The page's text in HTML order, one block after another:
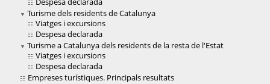
Turisme dels residents de Catalunya
Viatges i excursions
Despesa declarada
Turisme a Catalunya dels residents de la resta de l'Estat
Viatges i excursions
Despesa declarada
Empreses turístiques. Principals resultats